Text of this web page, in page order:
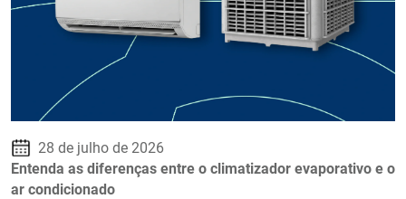
28 de julho de 2026
Entenda as diferenças entre o climatizador evaporativo e o
ar condicionado